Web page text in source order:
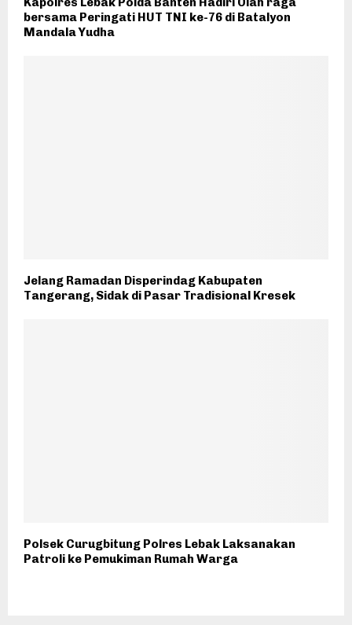
bersama Peringati HUT TNI ke-76 di Batalyon
Mandala Yudha
Jelang Ramadan Disperindag Kabupaten
Tangerang, Sidak di Pasar Tradisional Kresek
Polsek Curugbitung Polres Lebak Laksanakan
Patroli ke Pemukiman Rumah Warga